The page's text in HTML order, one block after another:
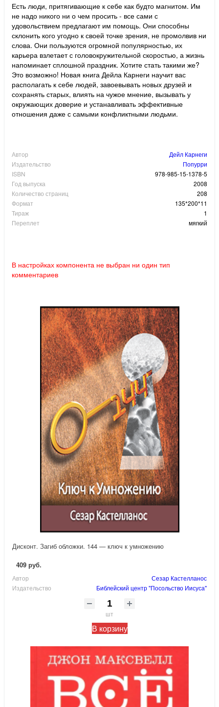
Есть люди, притягивающие к себе как будто магнитом. Им
не надо никого ни о чем просить - все сами с
удовольствием предлагают им помощь. Они способны
склонить кого угодно к своей точке зрения, не промолвив ни
слова. Они пользуются огромной популярностью, их
карьера взлетает с головокружительной скоростью, а жизнь
напоминает сплошной праздник. Хотите стать такими же?
Это возможно! Новая книга Дейла Карнеги научит вас
располагать к себе людей, завоевывать новых друзей и
сохранять старых, влиять на чужое мнение, вызывать у
окружающих доверие и устанавливать эффективные
отношения даже с самыми конфликтными людьми.
Автор
Дейл Карнеги
Издательство
Попурри
ISBN
978-985-15-1378-5
Год выпуска
2008
Количество страниц
208
Формат
135*200*11
Тираж
1
Переплет
мягкий
В настройках компонента не выбран ни один тип
комментариев
Дисконт. Загиб обложки. 144 — ключ к умножению
409 руб.
Автор
Сезар Кастелланос
Издательство
Библейский центр "Посольство Иисуса"
шт
В корзину